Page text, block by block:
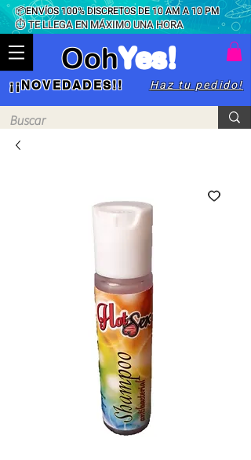
📦ENVÍOS 100% DISCRETOS DE 10 AM A 10 PM
⏱ TE LLEGA EN MÁXIMO UNA HORA
OohYes!
Haz tu pedido!
¡¡NOVEDADES!!